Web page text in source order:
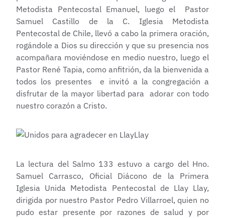
Metodista Pentecostal Emanuel, luego el Pastor
Samuel Castillo de la C. Iglesia Metodista
Pentecostal de Chile, llevó a cabo la primera oración,
rogándole a Dios su dirección y que su presencia nos
acompañara moviéndose en medio nuestro, luego el
Pastor René Tapia, como anfitrión, da la bienvenida a
todos los presentes e invitó a la congregación a
disfrutar de la mayor libertad para adorar con todo
nuestro corazón a Cristo.
La lectura del Salmo 133 estuvo a cargo del Hno.
Samuel Carrasco, Oficial Diácono de la Primera
Iglesia Unida Metodista Pentecostal de Llay Llay,
dirigida por nuestro Pastor Pedro Villarroel, quien no
pudo estar presente por razones de salud y por